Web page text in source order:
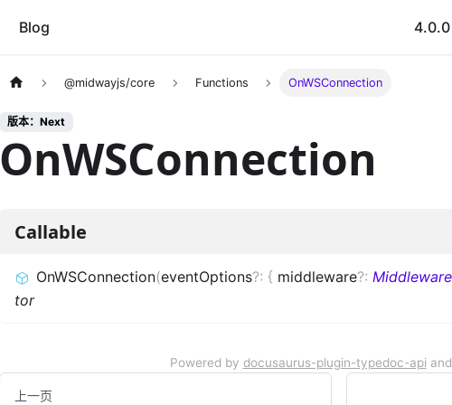
Blog 4.0.0
@midwayjs/core Functions OnWSConnection
版本：Next
OnWSConnection
Callable
OnWSConnection(eventOptions?: { middleware?:
tor
Powered by docusaurus-plugin-typedoc-api and
上一页